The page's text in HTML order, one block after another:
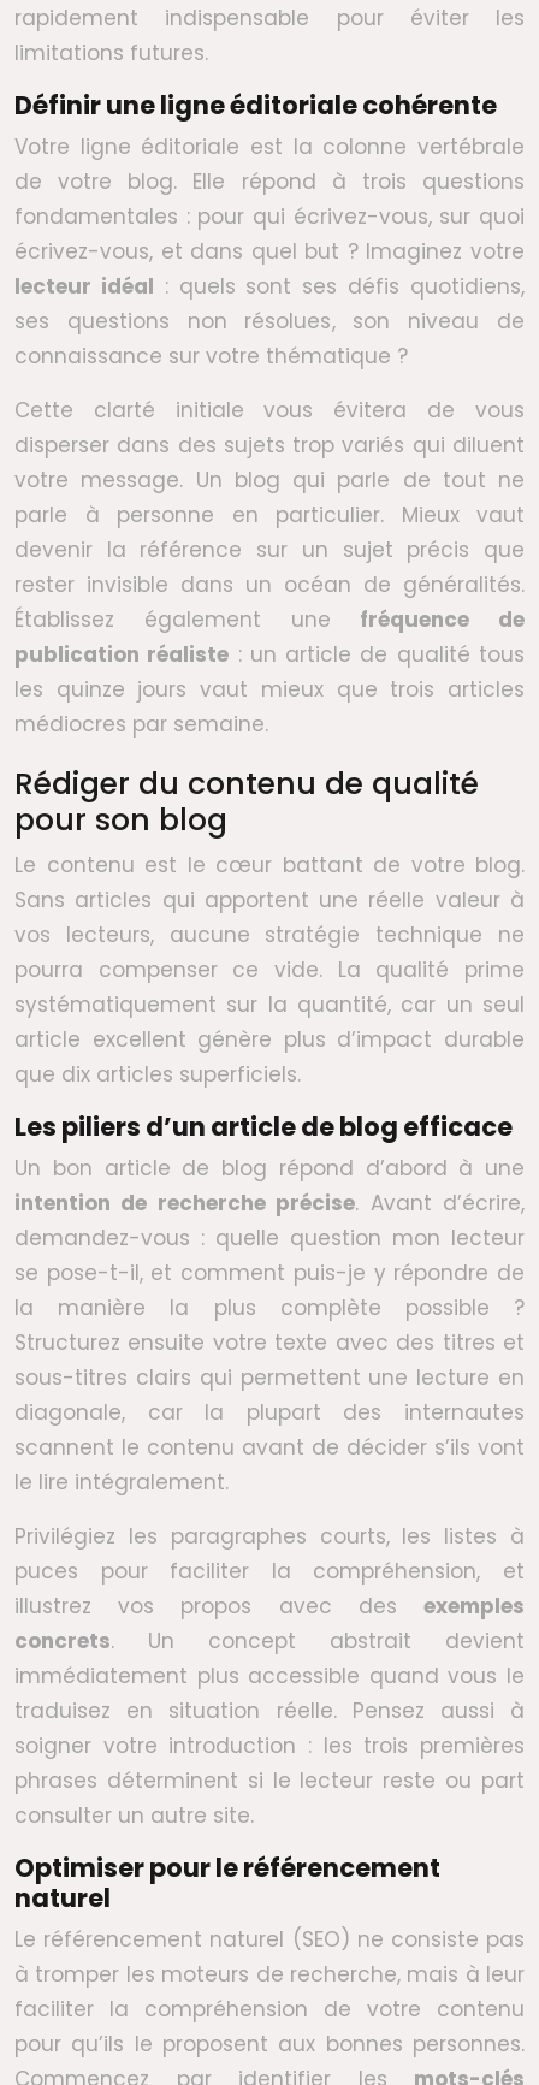
rapidement indispensable pour éviter les
limitations futures.
Définir une ligne éditoriale cohérente
Votre ligne éditoriale est la colonne vertébrale
de votre blog. Elle répond à trois questions
fondamentales : pour qui écrivez-vous, sur quoi
écrivez-vous, et dans quel but ? Imaginez votre
lecteur idéal : quels sont ses défis quotidiens,
ses questions non résolues, son niveau de
connaissance sur votre thématique ?
Cette clarté initiale vous évitera de vous
disperser dans des sujets trop variés qui diluent
votre message. Un blog qui parle de tout ne
parle à personne en particulier. Mieux vaut
devenir la référence sur un sujet précis que
rester invisible dans un océan de généralités.
Établissez également une fréquence de
publication réaliste : un article de qualité tous
les quinze jours vaut mieux que trois articles
médiocres par semaine.
Rédiger du contenu de qualité
pour son blog
Le contenu est le cœur battant de votre blog.
Sans articles qui apportent une réelle valeur à
vos lecteurs, aucune stratégie technique ne
pourra compenser ce vide. La qualité prime
systématiquement sur la quantité, car un seul
article excellent génère plus d’impact durable
que dix articles superficiels.
Les piliers d’un article de blog efficace
Un bon article de blog répond d’abord à une
intention de recherche précise. Avant d’écrire,
demandez-vous : quelle question mon lecteur
se pose-t-il, et comment puis-je y répondre de
la manière la plus complète possible ?
Structurez ensuite votre texte avec des titres et
sous-titres clairs qui permettent une lecture en
diagonale, car la plupart des internautes
scannent le contenu avant de décider s’ils vont
le lire intégralement.
Privilégiez les paragraphes courts, les listes à
puces pour faciliter la compréhension, et
illustrez vos propos avec des exemples
concrets. Un concept abstrait devient
immédiatement plus accessible quand vous le
traduisez en situation réelle. Pensez aussi à
soigner votre introduction : les trois premières
phrases déterminent si le lecteur reste ou part
consulter un autre site.
Optimiser pour le référencement
naturel
Le référencement naturel (SEO) ne consiste pas
à tromper les moteurs de recherche, mais à leur
faciliter la compréhension de votre contenu
pour qu’ils le proposent aux bonnes personnes.